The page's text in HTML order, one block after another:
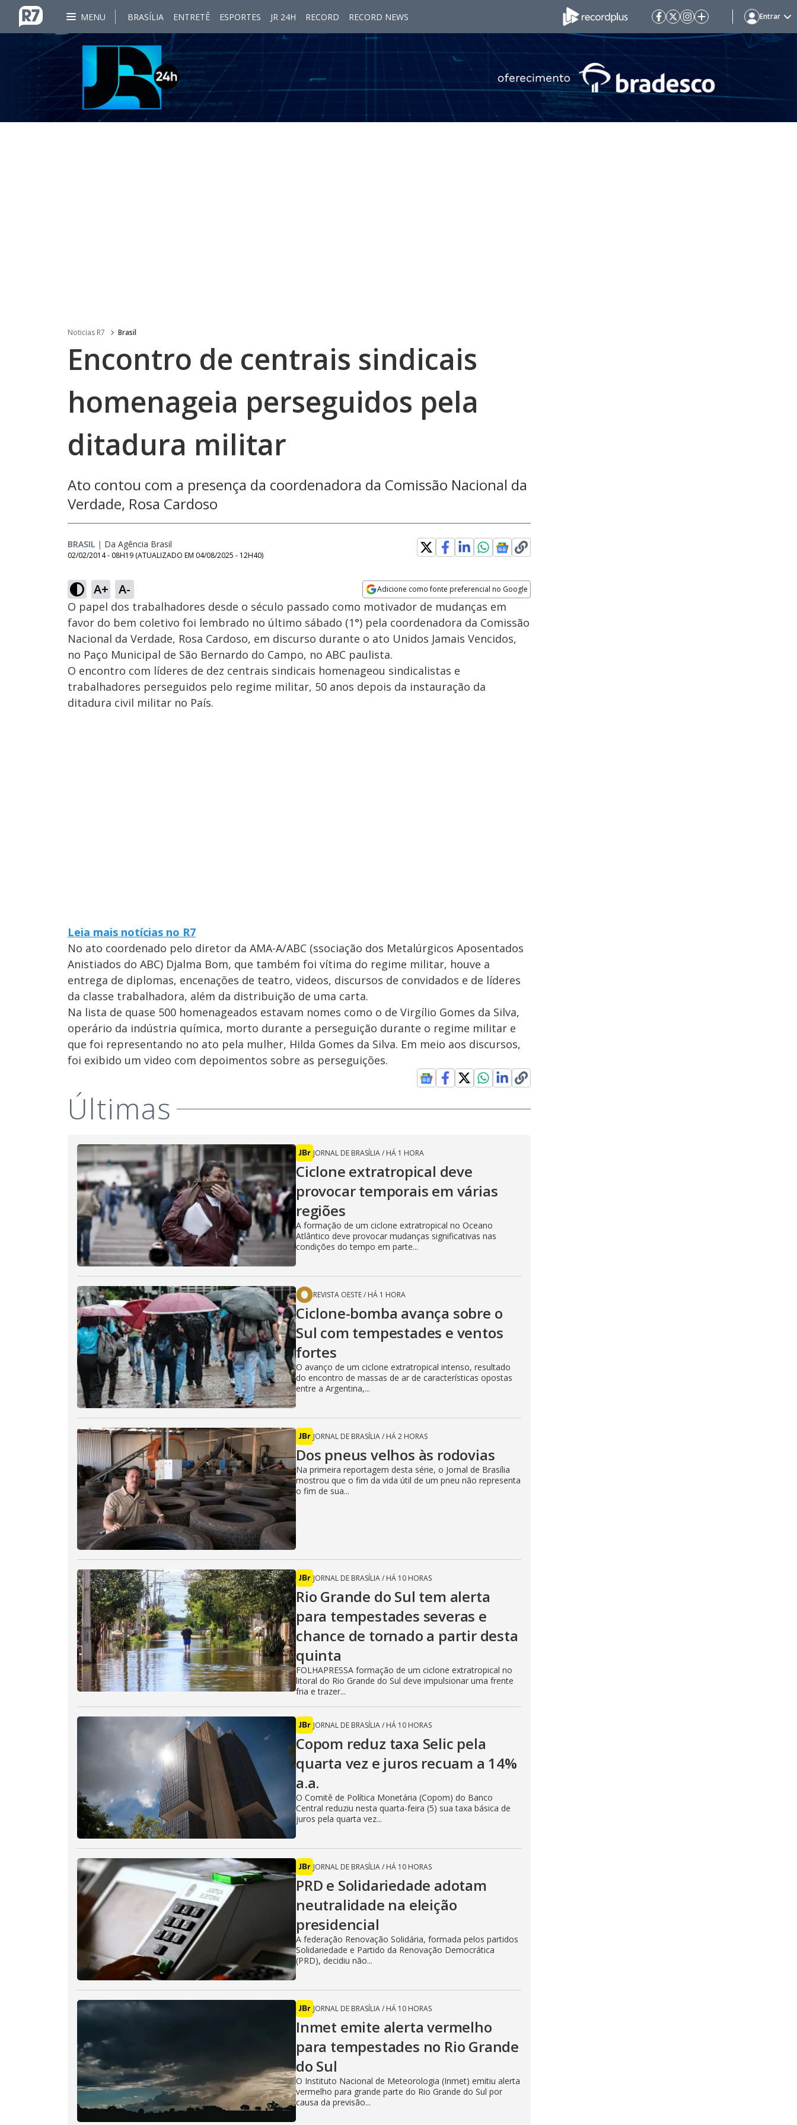
MENU BRASÍLIA ENTRETÊ ESPORTES JR 24H RECORD RECORD NEWS Entrar
Noticias R7 Brasil
Encontro de centrais sindicais
homenageia perseguidos pela
ditadura militar
Ato contou com a presença da coordenadora da Comissão Nacional da
Verdade, Rosa Cardoso
BRASIL | Da Agência Brasil
02/02/2014 - 08H19 (ATUALIZADO EM 04/08/2025 - 12H40)
A+ A- Adicione como fonte preferencial no Google
Opens in new window
O papel dos trabalhadores desde o século passado como motivador de mudanças em
favor do bem coletivo foi lembrado no último sábado (1°) pela coordenadora da Comissão
Nacional da Verdade, Rosa Cardoso, em discurso durante o ato Unidos Jamais Vencidos,
no Paço Municipal de São Bernardo do Campo, no ABC paulista.
O encontro com líderes de dez centrais sindicais homenageou sindicalistas e
trabalhadores perseguidos pelo regime militar, 50 anos depois da instauração da
ditadura civil militar no País.
Leia mais notícias no R7
No ato coordenado pelo diretor da AMA-A/ABC (ssociação dos Metalúrgicos Aposentados
Anistiados do ABC) Djalma Bom, que também foi vítima do regime militar, houve a
entrega de diplomas, encenações de teatro, videos, discursos de convidados e de líderes
da classe trabalhadora, além da distribuição de uma carta.
Na lista de quase 500 homenageados estavam nomes como o de Virgílio Gomes da Silva,
operário da indústria química, morto durante a perseguição durante o regime militar e
que foi representando no ato pela mulher, Hilda Gomes da Silva. Em meio aos discursos,
foi exibido um video com depoimentos sobre as perseguições.
Últimas
JORNAL DE BRASÍLIA/ HÁ 1 HORA
Ciclone extratropical deve
provocar temporais em várias
regiões
A formação de um ciclone extratropical no Oceano
Atlântico deve provocar mudanças significativas nas
condições do tempo em parte...
REVISTA OESTE/ HÁ 1 HORA
Ciclone-bomba avança sobre o
Sul com tempestades e ventos
fortes
O avanço de um ciclone extratropical intenso, resultado
do encontro de massas de ar de características opostas
entre a Argentina,...
JORNAL DE BRASÍLIA/ HÁ 2 HORAS
Dos pneus velhos às rodovias
Na primeira reportagem desta série, o Jornal de Brasília
mostrou que o fim da vida útil de um pneu não representa
o fim de sua...
JORNAL DE BRASÍLIA/ HÁ 10 HORAS
Rio Grande do Sul tem alerta
para tempestades severas e
chance de tornado a partir desta
quinta
FOLHAPRESSA formação de um ciclone extratropical no
litoral do Rio Grande do Sul deve impulsionar uma frente
fria e trazer...
JORNAL DE BRASÍLIA/ HÁ 10 HORAS
Copom reduz taxa Selic pela
quarta vez e juros recuam a 14%
a.a.
O Comitê de Política Monetária (Copom) do Banco
Central reduziu nesta quarta-feira (5) sua taxa básica de
juros pela quarta vez...
JORNAL DE BRASÍLIA/ HÁ 10 HORAS
PRD e Solidariedade adotam
neutralidade na eleição
presidencial
A federação Renovação Solidária, formada pelos partidos
Solidariedade e Partido da Renovação Democrática
(PRD), decidiu não...
JORNAL DE BRASÍLIA/ HÁ 10 HORAS
Inmet emite alerta vermelho
para tempestades no Rio Grande
do Sul
O Instituto Nacional de Meteorologia (Inmet) emitiu alerta
vermelho para grande parte do Rio Grande do Sul por
causa da previsão...